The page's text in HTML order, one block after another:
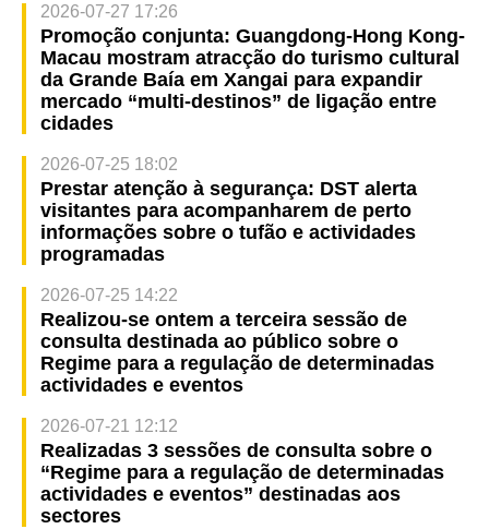
2026-07-27 17:26
Promoção conjunta: Guangdong-Hong Kong-
Macau mostram atracção do turismo cultural
da Grande Baía em Xangai para expandir
mercado “multi-destinos” de ligação entre
cidades
2026-07-25 18:02
Prestar atenção à segurança: DST alerta
visitantes para acompanharem de perto
informações sobre o tufão e actividades
programadas
2026-07-25 14:22
Realizou-se ontem a terceira sessão de
consulta destinada ao público sobre o
Regime para a regulação de determinadas
actividades e eventos
2026-07-21 12:12
Realizadas 3 sessões de consulta sobre o
“Regime para a regulação de determinadas
actividades e eventos” destinadas aos
sectores